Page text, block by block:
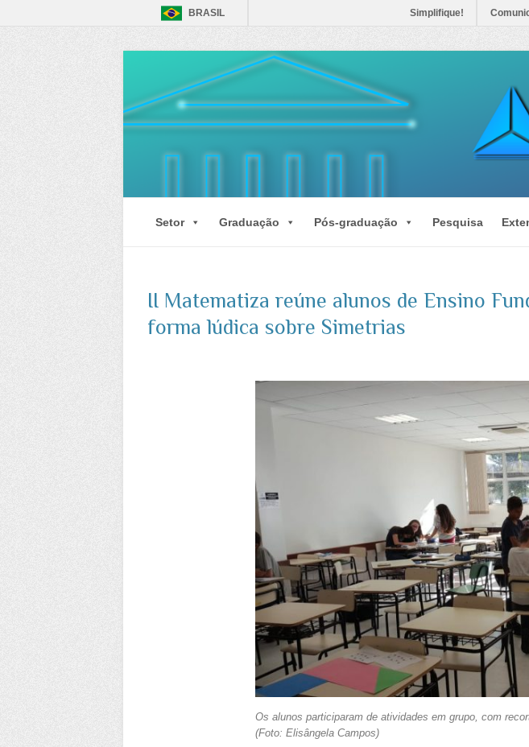
BRASIL Simplifique!
Setor Graduação Pós-graduação Pesquisa
II Matematiza reúne alunos de Ensino
forma lúdica sobre Simetrias
Os alunos participaram de atividades em grupo, com
(Foto: Elisângela Campos)